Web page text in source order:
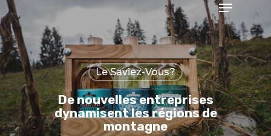
Skip
to
main
content
Le Saviez-Vous?
De nouvelles entreprises
dynamisent les régions de
montagne
Close
Menu